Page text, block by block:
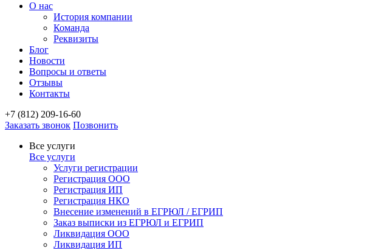
О нас
История компании
Команда
Реквизиты
Блог
Новости
Вопросы и ответы
Отзывы
Контакты
+7 (812) 209-16-60
Заказать звонок Позвонить
Все услуги
Все услуги
Услуги регистрации
Регистрация ООО
Регистрация ИП
Регистрация НКО
Внесение изменений в ЕГРЮЛ / ЕГРИП
Заказ выписки из ЕГРЮЛ и ЕГРИП
Ликвидация ООО
Ликвидация ИП